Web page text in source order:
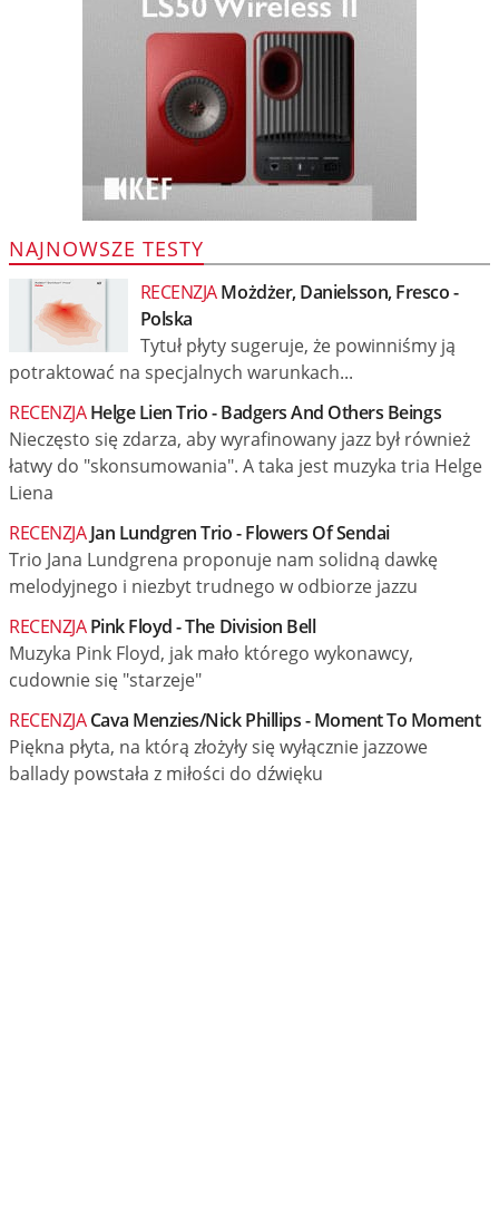
NAJNOWSZE TESTY
RECENZJAMożdżer, Danielsson, Fresco -
Polska
Tytuł płyty sugeruje, że powinniśmy ją
potraktować na specjalnych warunkach...
RECENZJAHelge Lien Trio - Badgers And Others Beings
Nieczęsto się zdarza, aby wyrafinowany jazz był również
łatwy do "skonsumowania". A taka jest muzyka tria Helge
Liena
RECENZJAJan Lundgren Trio - Flowers Of Sendai
Trio Jana Lundgrena proponuje nam solidną dawkę
melodyjnego i niezbyt trudnego w odbiorze jazzu
RECENZJAPink Floyd - The Division Bell
Muzyka Pink Floyd, jak mało którego wykonawcy,
cudownie się "starzeje"
RECENZJACava Menzies/Nick Phillips - Moment To Moment
Piękna płyta, na którą złożyły się wyłącznie jazzowe
ballady powstała z miłości do dźwięku